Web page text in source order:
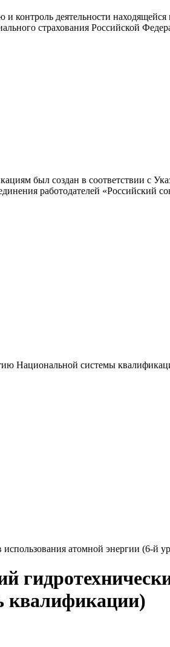
деятельности
страхования Российской
был создан в соответствии с
работодателей
Национальной системы
атомной энергии (6-й
квалификации)